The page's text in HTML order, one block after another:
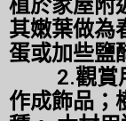
植於家屋附
其嫩葉做為
蛋或加些鹽
2.觀賞用
作成飾品；